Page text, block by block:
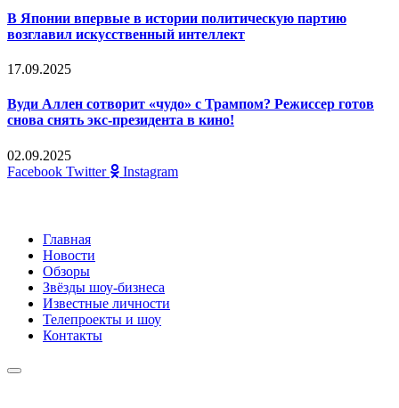
В Японии впервые в истории политическую партию
возглавил искусственный интеллект
17.09.2025
Вуди Аллен сотворит «чудо» с Трампом? Режиссер готов
снова снять экс-президента в кино!
02.09.2025
Facebook Twitter Instagram
Главная
Новости
Обзоры
Звёзды шоу-бизнеса
Известные личности
Телепроекты и шоу
Контакты